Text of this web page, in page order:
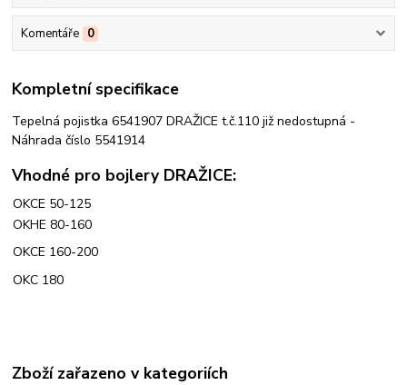
Komentáře 0
Kompletní specifikace
Tepelná pojistka 6541907 DRAŽICE t.č.110 již nedostupná -
Náhrada číslo 5541914
Vhodné pro bojlery DRAŽICE:
OKCE 50-125
OKHE 80-160
OKCE 160-200
OKC 180
Zboží zařazeno v kategoriích